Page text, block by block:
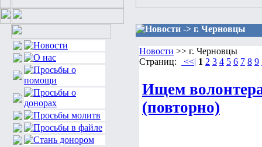
Новости -> г. Черновцы
Новости >> г. Черновцы
Страниц:
<<| 1 2 3 4 5 6 7 8 9
Ищем
(повторно)